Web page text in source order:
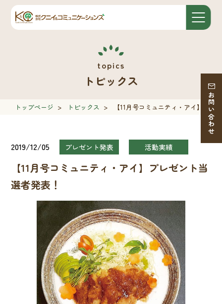
お問い合わせ
トピックス
トップページ > トピックス > 【11月号コミュニティ・アイ】プレ
2019/12/05 プレゼント発表 活動実績
【11月号コミュニティ・アイ】プレゼント当
選者発表！